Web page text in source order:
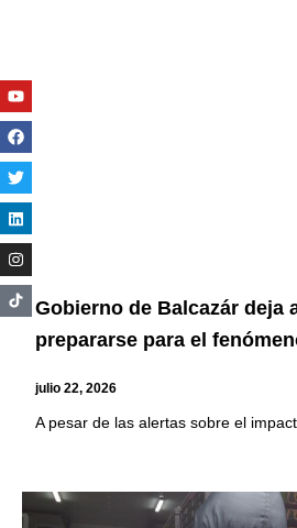
Gobierno de Balcazár deja
prepararse para el
julio 22, 2026
A pesar de las alertas sobre el
Youtube
Facebook
Twitter
Linkedin
Instagram